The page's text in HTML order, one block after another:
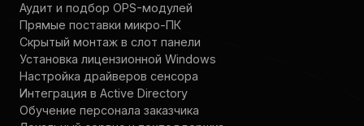
Аудит и подбор OPS-модулей
Прямые поставки микро-ПК
Скрытый монтаж в слот панели
Установка лицензионной Windows
Настройка драйверов сенсора
Интеграция в Active Directory
Обучение персонала заказчика